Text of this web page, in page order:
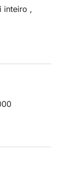
inteiro ,